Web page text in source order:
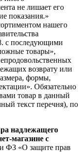
не лишает его
показания.»
нашего
с последующими
товары»,
возврату или
формы,
Обязательно
товар в данный
текст перечня), по
надлежащего
магазине с
ФЗ «О защите прав